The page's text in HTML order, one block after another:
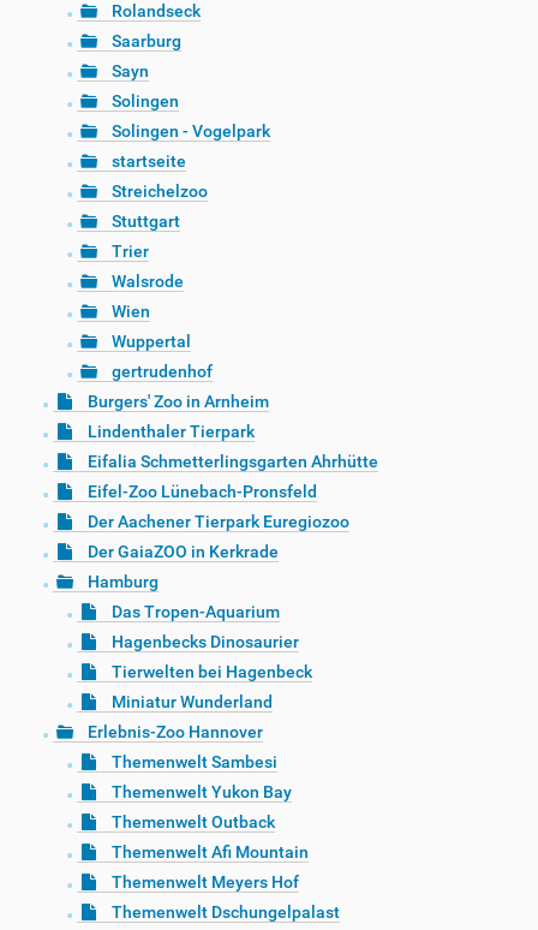
Rolandseck
Saarburg
Sayn
Solingen
Solingen - Vogelpark
startseite
Streichelzoo
Stuttgart
Trier
Walsrode
Wien
Wuppertal
gertrudenhof
Burgers' Zoo in Arnheim
Lindenthaler Tierpark
Eifalia Schmetterlingsgarten Ahrhütte
Eifel-Zoo Lünebach-Pronsfeld
Der Aachener Tierpark Euregiozoo
Der GaiaZOO in Kerkrade
Hamburg
Das Tropen-Aquarium
Hagenbecks Dinosaurier
Tierwelten bei Hagenbeck
Miniatur Wunderland
Erlebnis-Zoo Hannover
Themenwelt Sambesi
Themenwelt Yukon Bay
Themenwelt Outback
Themenwelt Afi Mountain
Themenwelt Meyers Hof
Themenwelt Dschungelpalast